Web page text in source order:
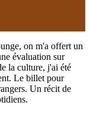
on m'a offert un
évaluation sur
la culture, j'ai été
Le billet pour
Un récit de